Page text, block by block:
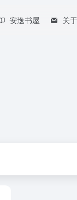
安逸书屋 关